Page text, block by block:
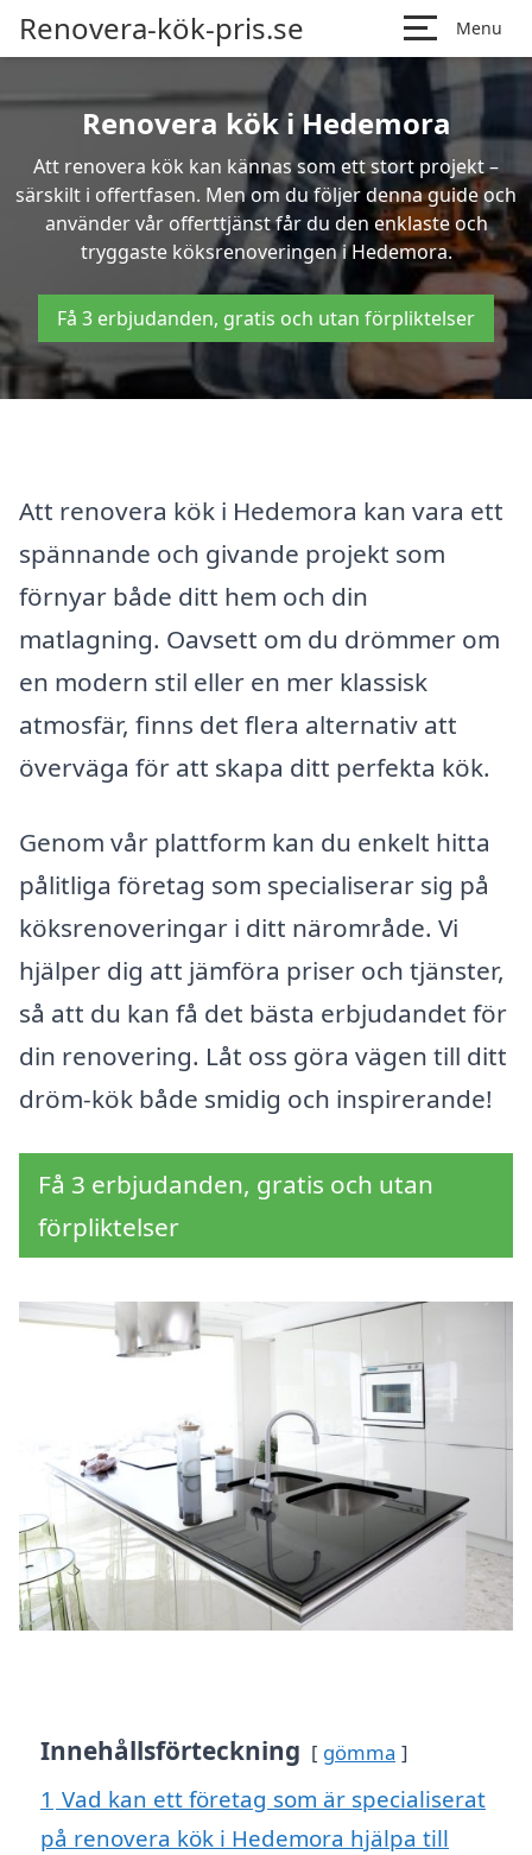
Renovera-kök-pris.se Menu
Renovera kök i Hedemora
Att renovera kök kan kännas som ett stort projekt –
särskilt i offertfasen. Men om du följer denna guide och
använder vår offerttjänst får du den enklaste och
tryggaste köksrenoveringen i Hedemora.
Få 3 erbjudanden, gratis och utan förpliktelser
Att renovera kök i Hedemora kan vara ett
spännande och givande projekt som
förnyar både ditt hem och din
matlagning. Oavsett om du drömmer om
en modern stil eller en mer klassisk
atmosfär, finns det flera alternativ att
överväga för att skapa ditt perfekta kök.
Genom vår plattform kan du enkelt hitta
pålitliga företag som specialiserar sig på
köksrenoveringar i ditt närområde. Vi
hjälper dig att jämföra priser och tjänster,
så att du kan få det bästa erbjudandet för
din renovering. Låt oss göra vägen till ditt
dröm-kök både smidig och inspirerande!
Få 3 erbjudanden, gratis och utan
förpliktelser
Innehållsförteckning gömma
1 Vad kan ett företag som är specialiserat
på renovera kök i Hedemora hjälpa till